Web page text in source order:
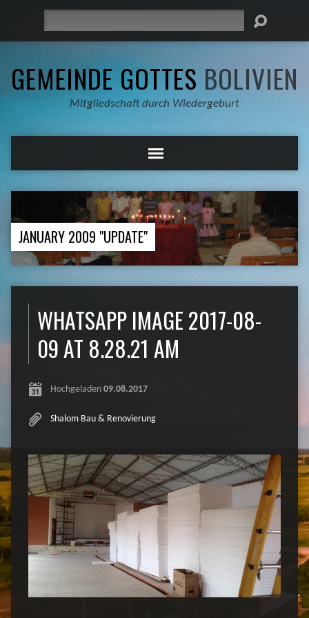
GEMEINDE GOTTES BOLIVIEN
Mitgliedschaft durch Wiedergeburt
JANUARY 2009 "UPDATE"
WHATSAPP IMAGE 2017-08-
09 AT 8.28.21 AM
Hochgeladen 09.08.2017
Shalom Bau & Renovierung